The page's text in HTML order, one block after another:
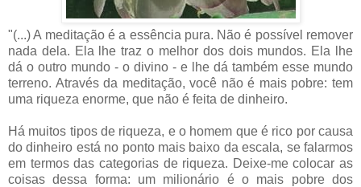
"(...) A meditação é a essência pura. Não é possível remover
nada dela. Ela lhe traz o melhor dos dois mundos. Ela lhe
dá o outro mundo - o divino - e lhe dá também esse mundo
terreno. Através da meditação, você não é mais pobre: tem
uma riqueza enorme, que não é feita de dinheiro.
Há muitos tipos de riqueza, e o homem que é rico por causa
do dinheiro está no ponto mais baixo da escala, se falarmos
em termos das categorias de riqueza. Deixe-me colocar as
coisas dessa forma: um milionário é o mais pobre dos